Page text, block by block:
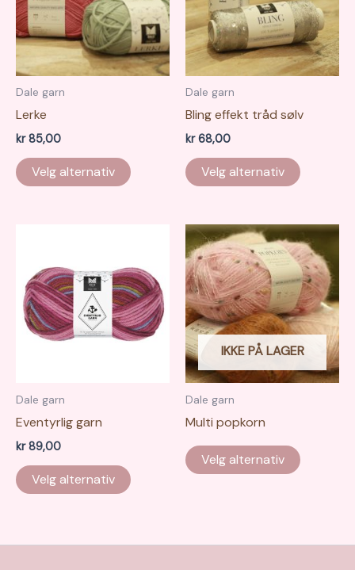
Dale garn
Lerke
kr85,00
Velg alternativ
produktet
Alternativene
kan
velges
på
produktsiden
Dale garn
Bling effekt tråd sølv
kr68,00
Velg alternativ
Dale garn
Eventyrlig garn
kr89,00
Velg alternativ
produktet
IKKE PÅ LAGER
Dale garn
Multi popkorn
Velg alternativ